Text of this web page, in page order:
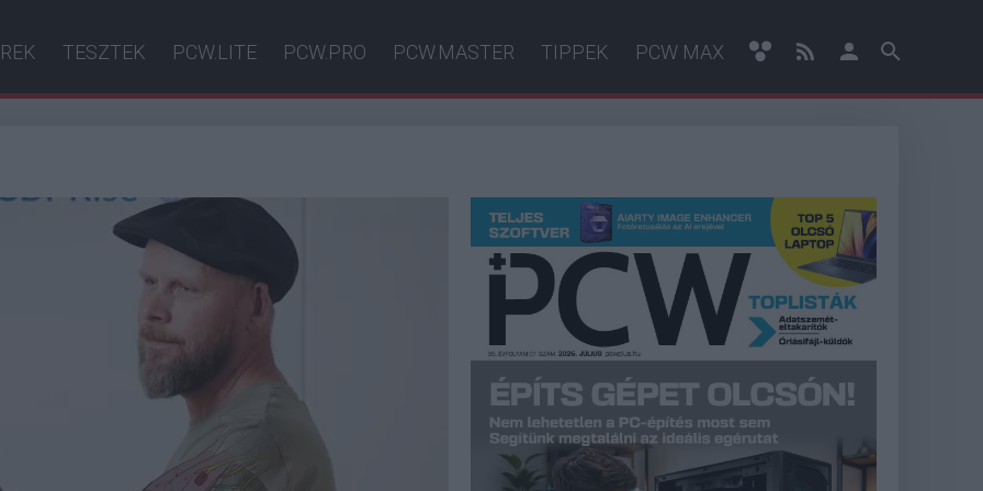
TESZTEK PCW.LITE PCW.PRO PCW.MASTER TIPPEK PCW MAX